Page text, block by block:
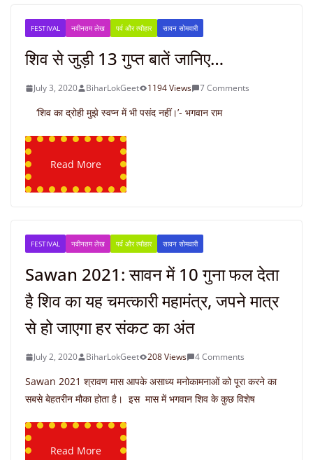
FESTIVAL नवीनतम लेख पर्व और त्यौहार सावन सोमवारी
शिव से जुड़ी 13 गुप्त बातें जानिए…
July 3, 2020 BiharLokGeet 1194 Views 7 Comments
‘शिव का द्रोही मुझे स्वप्न में भी पसंद नहीं।’- भगवान राम
Read More
FESTIVAL नवीनतम लेख पर्व और त्यौहार सावन सोमवारी
Sawan 2021: सावन में 10 गुना फल देता
है शिव का यह चमत्कारी महामंत्र, जपने मात्र
से हो जाएगा हर संकट का अंत
July 2, 2020 BiharLokGeet 208 Views 4 Comments
Sawan 2021 श्रावण मास आपके असाध्य मनोकामनाओं को पूरा करने का
सबसे बेहतरीन मौका होता है। इस मास में भगवान शिव के कुछ विशेष
Read More